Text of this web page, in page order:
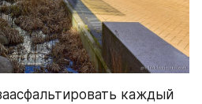
каждый